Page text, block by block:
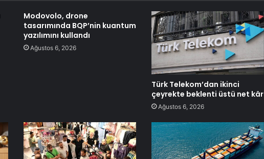
Modovolo, drone
tasarımında BQP’nin kuantum
yazılımını kullandı
Ağustos 6, 2026
Türk Telekom’dan ikinci
çeyrekte beklenti üstü net kâr
Ağustos 6, 2026